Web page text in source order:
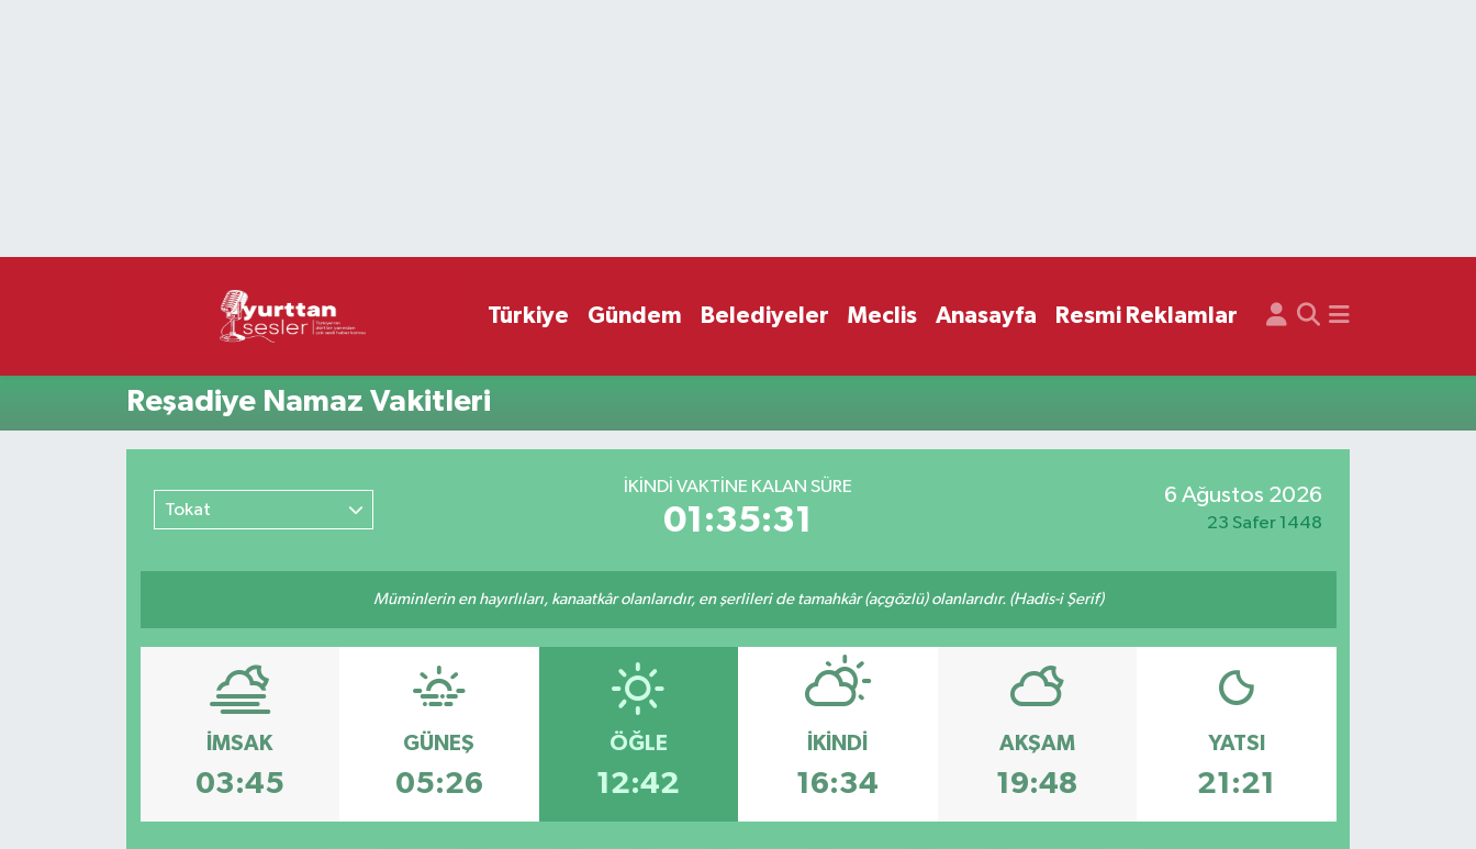
Türkiye Gündem Belediyeler Meclis Anasayfa Resmi Reklamlar
Reşadiye Namaz Vakitleri
Tokat
İKINDI VAKTİNE KALAN SÜRE
01:35:31
6 Ağustos 2026
23 Safer 1448
Müminlerin en hayırlıları, kanaatkâr olanlarıdır, en şerlileri de tamahkâr (açgözlü) olanlarıdır. (Hadis-i Şerif)
İMSAK
03:45
GÜNEŞ
05:26
ÖĞLE
12:42
İKINDI
16:34
AKŞAM
19:48
YATSI
21:21
Süper Lig Puan Durumu ve Fikstür
Son Dakika Haberleri